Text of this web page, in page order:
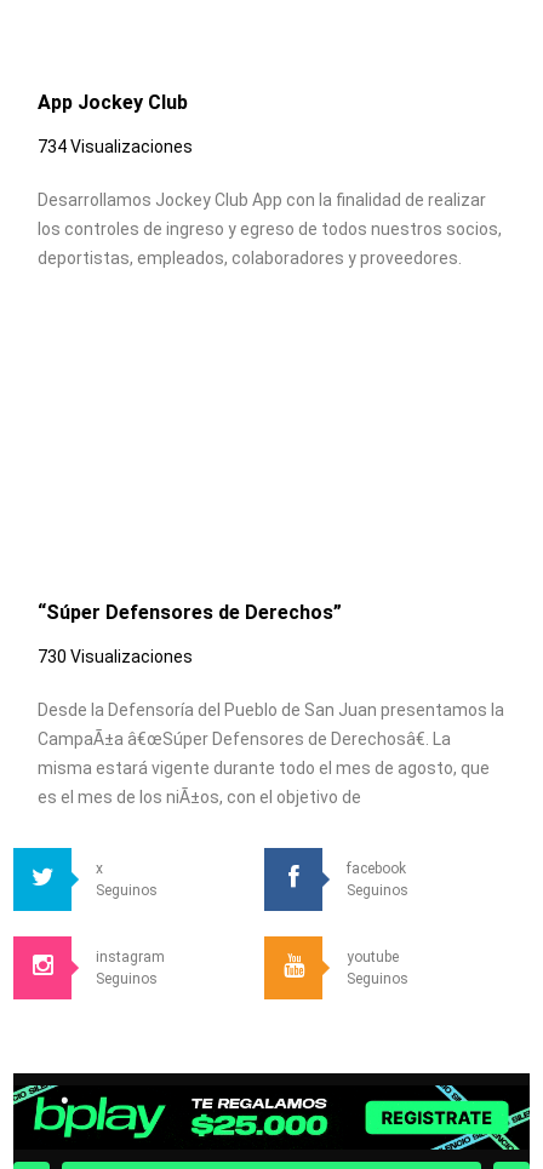
App Jockey Club
734 Visualizaciones
Desarrollamos Jockey Club App con la finalidad de realizar
los controles de ingreso y egreso de todos nuestros socios,
deportistas, empleados, colaboradores y proveedores.
“Súper Defensores de Derechos”
730 Visualizaciones
Desde la Defensoría del Pueblo de San Juan presentamos la
CampaÃ±a â€œSúper Defensores de Derechosâ€. La
misma estará vigente durante todo el mes de agosto, que
es el mes de los niÃ±os, con el objetivo de
x
Seguinos
facebook
Seguinos
instagram
Seguinos
youtube
Seguinos